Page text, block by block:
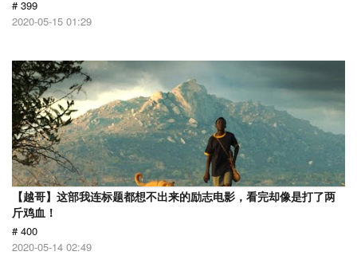
# 399
2020-05-15 01:29
【越哥】这部我连标题都想不出来的励志电影，看完却像是打了两
斤鸡血！
# 400
2020-05-14 02:49